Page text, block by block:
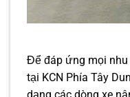
Để đáp ứng mọi nhu
tại KCN Phía Tây